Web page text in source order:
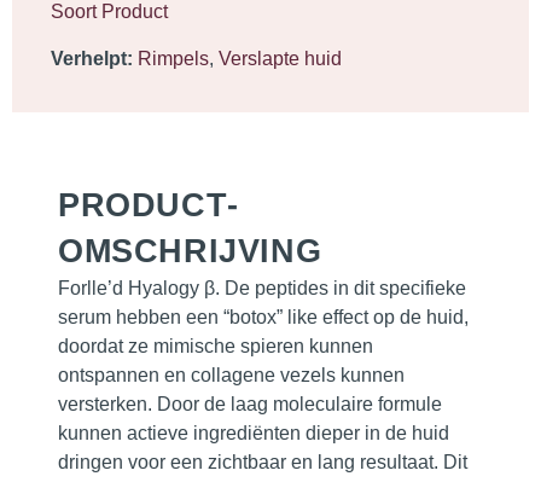
Soort Product
Verhelpt: Rimpels, Verslapte huid
PRODUCT­
OMSCHRIJVING
Forlle’d Hyalogy β. De peptides in dit specifieke
serum hebben een “botox” like effect op de huid,
doordat ze mimische spieren kunnen
ontspannen en collagene vezels kunnen
versterken. Door de laag moleculaire formule
kunnen actieve ingrediënten dieper in de huid
dringen voor een zichtbaar en lang resultaat. Dit